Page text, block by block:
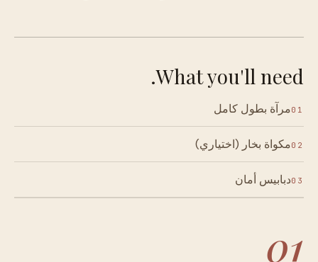
What you'll need.
01مرآة بطول كامل
02مكواة بخار (اختياري)
03دبابيس أمان
01